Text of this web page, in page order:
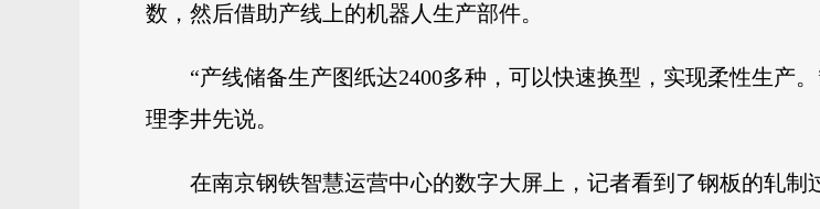
数，然后借助产线上的机器人生产部件。
“产线储备生产图纸达2400多种，可以快速换型，实现柔性生产
理李井先说。
在南京钢铁智慧运营中心的数字大屏上，记者看到了钢板的轧